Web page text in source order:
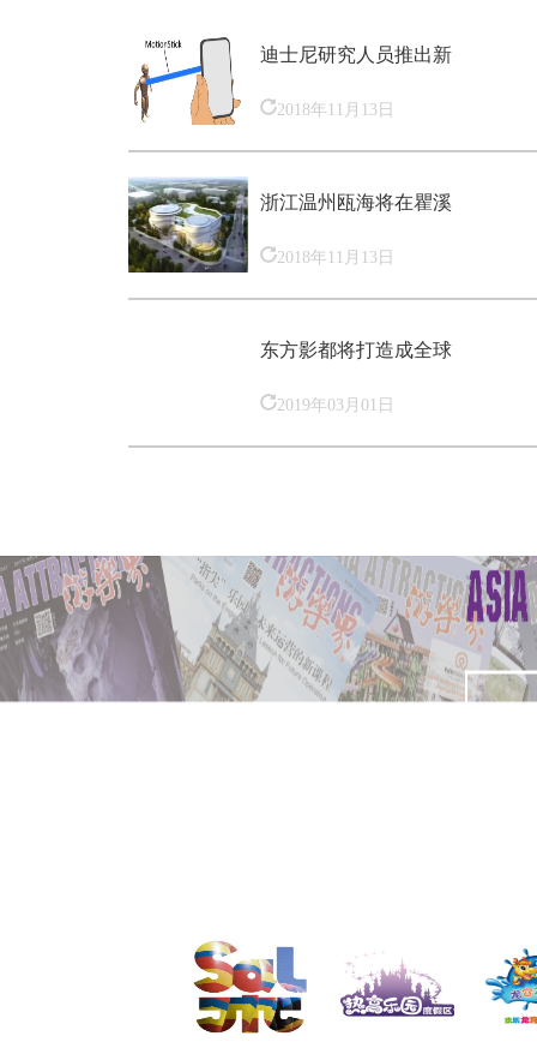
迪士尼研究人员推出新
2018年11月13日
浙江温州瓯海将在瞿溪
2018年11月13日
东方影都将打造成全球
2019年03月01日